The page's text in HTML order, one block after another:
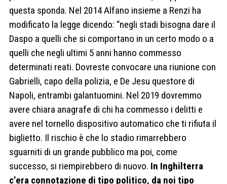
questa sponda. Nel 2014 Alfano insieme a Renzi ha
modificato la legge dicendo: “negli stadi bisogna dare il
Daspo a quelli che si comportano in un certo modo o a
quelli che negli ultimi 5 anni hanno commesso
determinati reati. Dovreste convocare una riunione con
Gabrielli, capo della polizia, e De Jesu questore di
Napoli, entrambi galantuomini. Nel 2019 dovremmo
avere chiara anagrafe di chi ha commesso i delitti e
avere nel tornello dispositivo automatico che ti rifiuta il
biglietto. Il rischio è che lo stadio rimarrebbero
sguarniti di un grande pubblico ma poi, come
successo, si riempirebbero di nuovo. In Inghilterra
c’era connotazione di tipo politico, da noi tipo